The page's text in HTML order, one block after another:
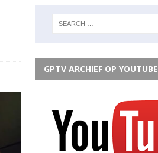
GPTV ARCHIEF OP YOUTUBE